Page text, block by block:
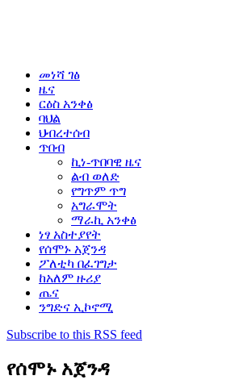
መነሻ ገፅ
ዜና
ርዕስ አንቀፅ
ባህል
ህብረተሰብ
ጥበብ
ኪነ-ጥበባዊ ዜና
ልብ ወለድ
የግጥም ጥግ
አግራሞት
ማራኪ አንቀፅ
ነፃ አስተያየት
የሰሞኑ አጀንዳ
ፖለቲካ በፈገግታ
ከአለም ዙሪያ
ጤና
ንግድና ኢኮኖሚ
Subscribe to this RSS feed
የሰሞኑ አጀንዳ